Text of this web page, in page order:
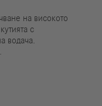
на високото
с
водача.